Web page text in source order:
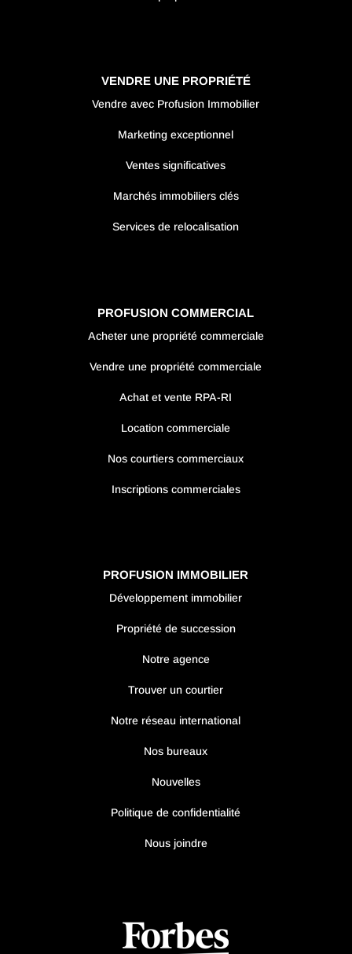
VENDRE UNE PROPRIÉTÉ
Vendre avec Profusion Immobilier
Marketing exceptionnel
Ventes significatives
Marchés immobiliers clés
Services de relocalisation
PROFUSION COMMERCIAL
Acheter une propriété commerciale
Vendre une propriété commerciale
Achat et vente RPA-RI
Location commerciale
Nos courtiers commerciaux
Inscriptions commerciales
PROFUSION IMMOBILIER
Développement immobilier
Propriété de succession
Notre agence
Trouver un courtier
Notre réseau international
Nos bureaux
Nouvelles
Politique de confidentialité
Nous joindre